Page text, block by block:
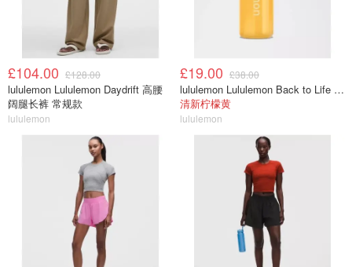
£104.00 £128.00
lululemon Lululemon Daydrift 高腰
阔腿长裤 常规款
lululemon
£19.00 £38.00
lululemon Lululemon Back to Life 运动水瓶 24oz 吸管盖
清新柠檬黄
lululemon